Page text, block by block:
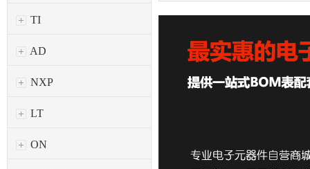
TI
AD
NXP
LT
ON